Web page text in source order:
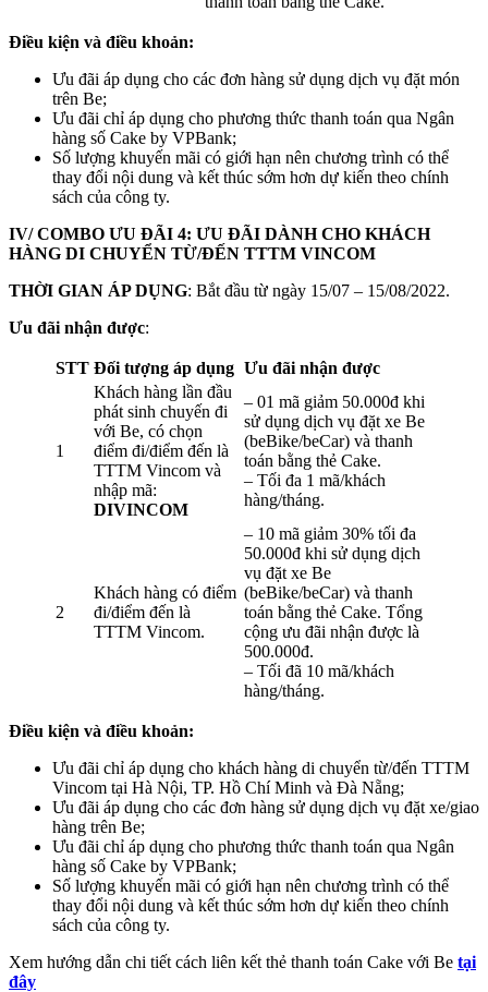
Điều kiện và điều khoản:
Ưu đãi áp dụng cho các đơn hàng sử dụng dịch vụ đặt món
trên Be;
Ưu đãi chỉ áp dụng cho phương thức thanh toán qua Ngân
hàng số Cake by VPBank;
Số lượng khuyến mãi có giới hạn nên chương trình có thể
thay đổi nội dung và kết thúc sớm hơn dự kiến theo chính
sách của công ty.
IV/ COMBO ƯU ĐÃI 4: ƯU ĐÃI DÀNH CHO KHÁCH
HÀNG DI CHUYỂN TỪ/ĐẾN TTTM VINCOM
THỜI GIAN ÁP DỤNG: Bắt đầu từ ngày 15/07 – 15/08/2022.
Ưu đãi nhận được:
STT Đối tượng áp dụng Ưu đãi nhận được
1
Khách hàng lần đầu
phát sinh chuyến đi
với Be, có chọn
điểm đi/điểm đến là
TTTM Vincom và
nhập mã:
DIVINCOM
– 01 mã giảm 50.000đ khi
sử dụng dịch vụ đặt xe Be
(beBike/beCar) và thanh
toán bằng thẻ Cake.
– Tối đa 1 mã/khách
hàng/tháng.
2
Khách hàng có điểm
đi/điểm đến là
TTTM Vincom.
– 10 mã giảm 30% tối đa
50.000đ khi sử dụng dịch
vụ đặt xe Be
(beBike/beCar) và thanh
toán bằng thẻ Cake. Tổng
cộng ưu đãi nhận được là
500.000đ.
– Tối đã 10 mã/khách
hàng/tháng.
Điều kiện và điều khoản:
Ưu đãi chỉ áp dụng cho khách hàng di chuyển từ/đến TTTM
Vincom tại Hà Nội, TP. Hồ Chí Minh và Đà Nẵng;
Ưu đãi áp dụng cho các đơn hàng sử dụng dịch vụ đặt xe/giao
hàng trên Be;
Ưu đãi chỉ áp dụng cho phương thức thanh toán qua Ngân
hàng số Cake by VPBank;
Số lượng khuyến mãi có giới hạn nên chương trình có thể
thay đổi nội dung và kết thúc sớm hơn dự kiến theo chính
sách của công ty.
Xem hướng dẫn chi tiết cách liên kết thẻ thanh toán Cake với Be tại
đây